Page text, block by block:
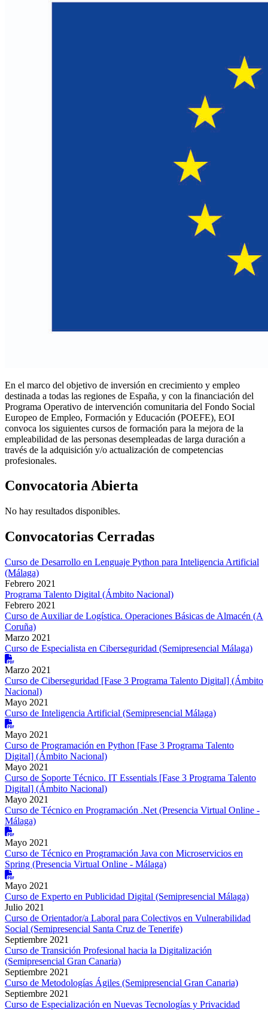
En el marco del objetivo de inversión en crecimiento y empleo
destinada a todas las regiones de España, y con la financiación del
Programa Operativo de intervención comunitaria del Fondo Social
Europeo de Empleo, Formación y Educación (POEFE), EOI
convoca los siguientes cursos de formación para la mejora de la
empleabilidad de las personas desempleadas de larga duración a
través de la adquisición y/o actualización de competencias
profesionales.
Convocatoria Abierta
No hay resultados disponibles.
Convocatorias Cerradas
Curso de Desarrollo en Lenguaje Python para Inteligencia Artificial
(Málaga)
Febrero 2021
Programa Talento Digital (Ámbito Nacional)
Febrero 2021
Curso de Auxiliar de Logística. Operaciones Básicas de Almacén (A
Coruña)
Marzo 2021
Curso de Especialista en Ciberseguridad (Semipresencial Málaga)
Marzo 2021
Curso de Ciberseguridad [Fase 3 Programa Talento Digital] (Ámbito
Nacional)
Mayo 2021
Curso de Inteligencia Artificial (Semipresencial Málaga)
Mayo 2021
Curso de Programación en Python [Fase 3 Programa Talento
Digital] (Ámbito Nacional)
Mayo 2021
Curso de Soporte Técnico. IT Essentials [Fase 3 Programa Talento
Digital] (Ámbito Nacional)
Mayo 2021
Curso de Técnico en Programación .Net (Presencia Virtual Online -
Málaga)
Mayo 2021
Curso de Técnico en Programación Java con Microservicios en
Spring (Presencia Virtual Online - Málaga)
Mayo 2021
Curso de Experto en Publicidad Digital (Semipresencial Málaga)
Julio 2021
Curso de Orientador/a Laboral para Colectivos en Vulnerabilidad
Social (Semipresencial Santa Cruz de Tenerife)
Septiembre 2021
Curso de Transición Profesional hacia la Digitalización
(Semipresencial Gran Canaria)
Septiembre 2021
Curso de Metodologías Ágiles (Semipresencial Gran Canaria)
Septiembre 2021
Curso de Especialización en Nuevas Tecnologías y Privacidad